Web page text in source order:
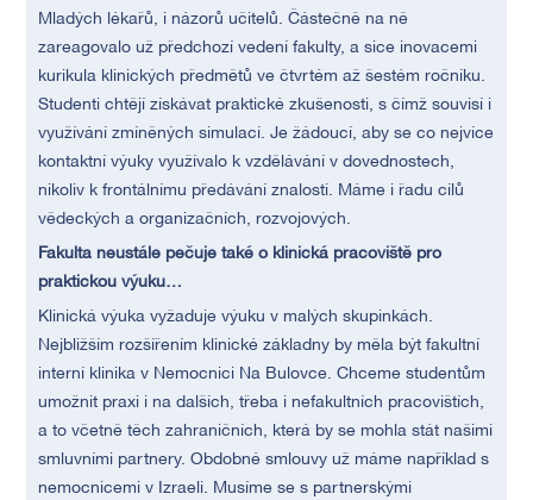
Mladých lékařů, i názorů učitelů. Částečně na ně
zareagovalo už předchozí vedení fakulty, a sice inovacemi
kurikula klinických předmětů ve čtvrtém až šestém ročníku.
Studenti chtějí získávat praktické zkušenosti, s čímž souvisí i
využívání zmíněných simulací. Je žádoucí, aby se co nejvíce
kontaktní výuky využívalo k vzdělávání v dovednostech,
nikoliv k frontálnímu předávání znalostí. Máme i řadu cílů
vědeckých a organizačních, rozvojových.
Fakulta neustále pečuje také o klinická pracoviště pro
praktickou výuku…
Klinická výuka vyžaduje výuku v malých skupinkách.
Nejbližším rozšířením klinické základny by měla být fakultní
interní klinika v Nemocnici Na Bulovce. Chceme studentům
umožnit praxi i na dalších, třeba i nefakultních pracovištích,
a to včetně těch zahraničních, která by se mohla stát našimi
smluvními partnery. Obdobné smlouvy už máme například s
nemocnicemi v Izraeli. Musíme se s partnerskými